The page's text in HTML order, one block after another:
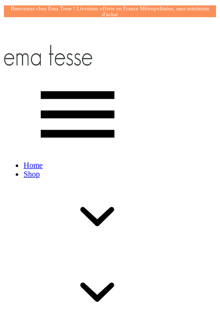
Bienvenue chez Ema Tesse ! Livraison offerte en France Métropolitaine, sans minimum
d'achat
Home
Shop